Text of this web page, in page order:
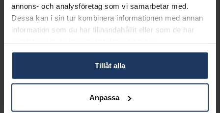
annons- och analysföretag som vi samarbetar med.
Dessa kan i sin tur kombinera informationen med annan
information som du har tillhandahållit eller som de har
Tillåt alla
Anpassa
Hängsmycke i 18K guld